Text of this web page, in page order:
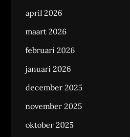
april 2026
maart 2026
februari 2026
januari 2026
december 2025
november 2025
oktober 2025